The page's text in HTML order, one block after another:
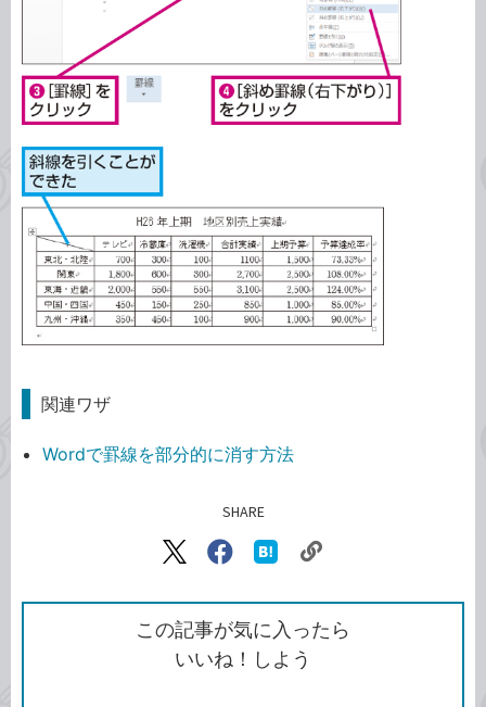
関連ワザ
Wordで罫線を部分的に消す方法
SHARE
X（旧
で
シ
ェ
ア
Facebook
シ
ェ
ア
な
ッ
ク
ク
を
コ
この記事が気に入ったら
いいね！しよう